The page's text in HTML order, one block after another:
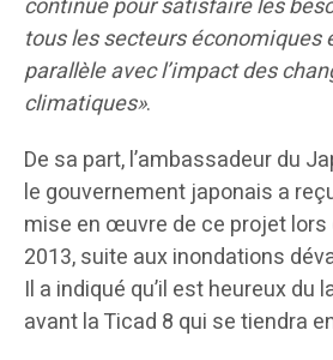
tous les secteurs économiques
parallèle avec l’impact des
climatiques».
De sa part, l’ambassadeur du
le gouvernement japonais a
mise en œuvre de ce projet lors
2013, suite aux inondations
Il a indiqué qu’il est heureux
avant la Ticad 8 qui se tiendra